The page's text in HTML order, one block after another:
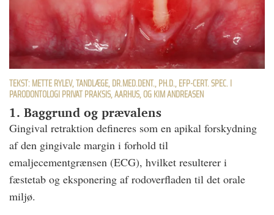
TEKST: METTE RYLEV, TANDLÆGE, DR.MED.DENT., PH.D., EFP-CERT. SPEC. I
PARODONTOLOGI PRIVAT PRAKSIS, AARHUS, OG KIM ANDREASEN
1. Baggrund og prævalens
Gingival retraktion defineres som en apikal forskydning
af den gingivale margin i forhold til
emaljecementgrænsen (ECG), hvilket resulterer i
fæstetab og eksponering af rodoverfladen til det orale
miljø.